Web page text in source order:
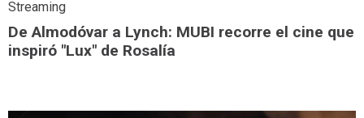
Streaming
De Almodóvar a Lynch: MUBI recorre el cine que
inspiró "Lux" de Rosalía